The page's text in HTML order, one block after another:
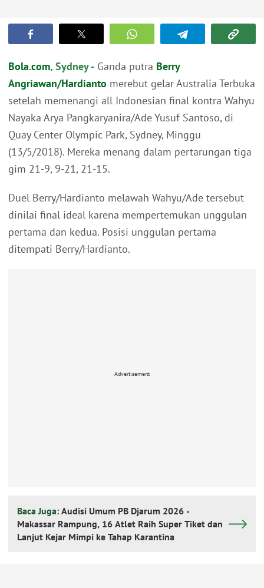
Bola.com, Sydney - Ganda putra Berry
Angriawan/Hardianto merebut gelar Australia Terbuka
setelah memenangi all Indonesian final kontra Wahyu
Nayaka Arya Pangkaryanira/Ade Yusuf Santoso, di
Quay Center Olympic Park, Sydney, Minggu
(13/5/2018). Mereka menang dalam pertarungan tiga
gim 21-9, 9-21, 21-15.
Duel Berry/Hardianto melawah Wahyu/Ade tersebut
dinilai final ideal karena mempertemukan unggulan
pertama dan kedua. Posisi unggulan pertama
ditempati Berry/Hardianto.
Advertisement
Baca Juga: Audisi Umum PB Djarum 2026 -
Makassar Rampung, 16 Atlet Raih Super Tiket dan
Lanjut Kejar Mimpi ke Tahap Karantina